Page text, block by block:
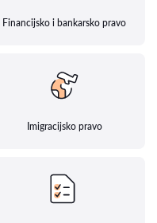
Financijsko i bankarsko pravo
Imigracijsko pravo